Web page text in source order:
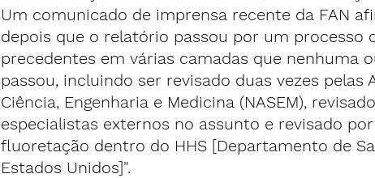
Um comunicado de imprensa recente da FAN
depois que o relatório passou por um processo
precedentes em várias camadas que nenhuma
passou, incluindo ser revisado duas vezes pelas
Ciência, Engenharia e Medicina (NASEM),
especialistas externos no assunto e revisado
fluoretação dentro do HHS [Departamento de
Estados Unidos]".